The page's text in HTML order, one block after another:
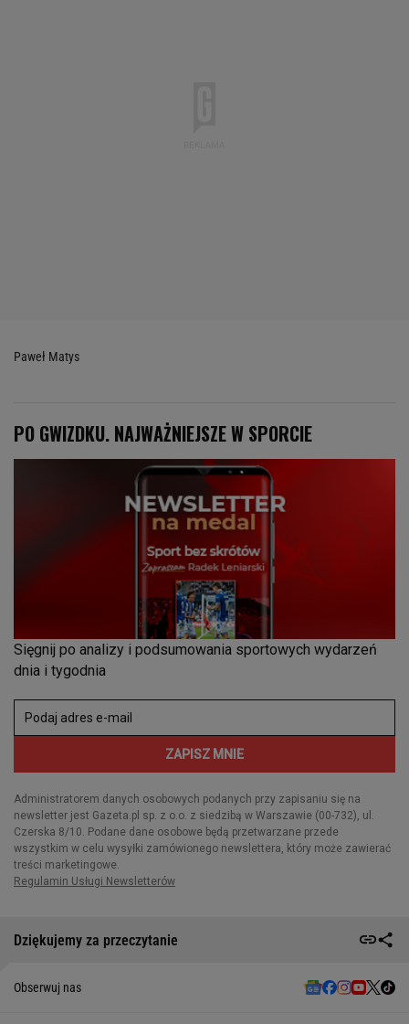
Paweł Matys
Dziękujemy za przeczytanie
Obserwuj nas